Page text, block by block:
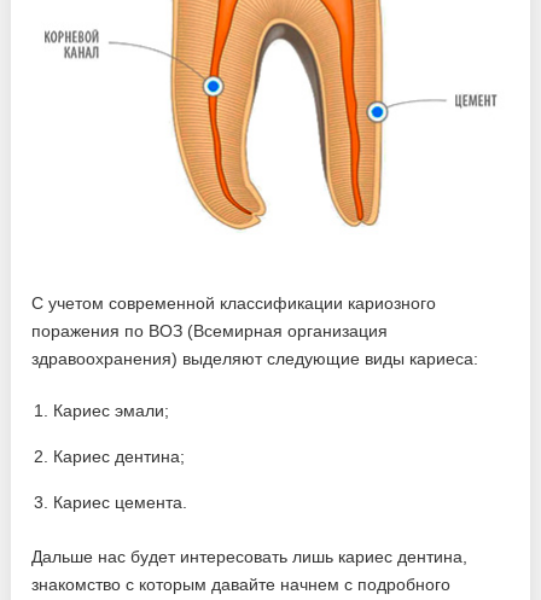
С учетом современной классификации кариозного
поражения по ВОЗ (Всемирная организация
здравоохранения) выделяют следующие виды кариеса:
Кариес эмали;
Кариес дентина;
Кариес цемента.
Дальше нас будет интересовать лишь кариес дентина,
знакомство с которым давайте начнем с подробного